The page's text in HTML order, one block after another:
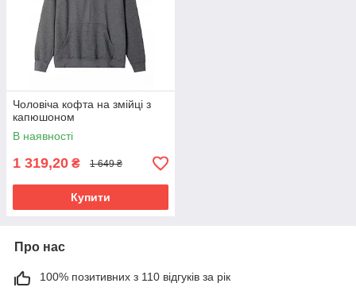
Чоловіча кофта на змійці з
капюшоном
В наявності
1 319,20 ₴ 1 649 ₴
Купити
Про нас
100% позитивних з 110 відгуків за рік